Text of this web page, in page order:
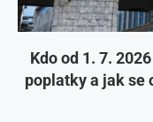
Kdo od 1. 7.
poplatky a jak se